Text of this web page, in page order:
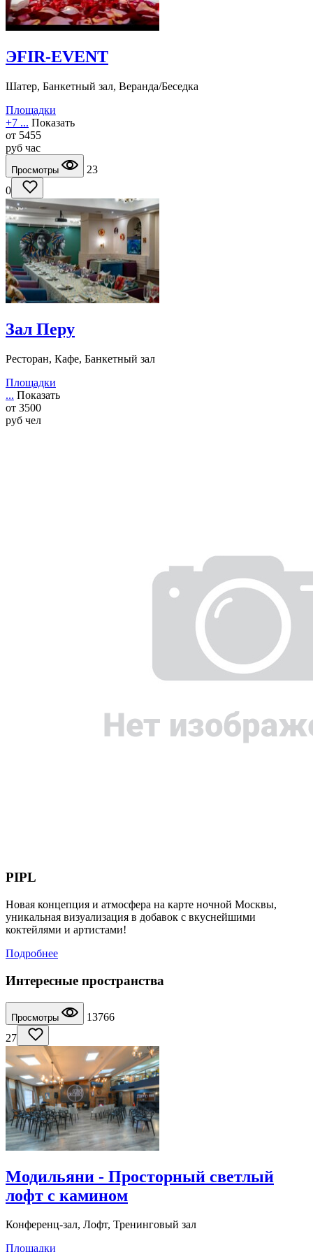
ЭFIR-EVENT
Шатер, Банкетный зал, Веранда/Беседка
Площадки
+7 ... Показать
от 5455
руб час
Просмотры
23
0
Зал Перу
Ресторан, Кафе, Банкетный зал
Площадки
... Показать
от 3500
руб чел
PIPL
Новая концепция и атмосфера на карте ночной Москвы,
уникальная визуализация в добавок с вкуснейшими
коктейлями и артистами!
Подробнее
Интересные пространства
Просмотры
13766
27
Модильяни - Просторный светлый
лофт с камином
Конференц-зал, Лофт, Тренинговый зал
Площадки